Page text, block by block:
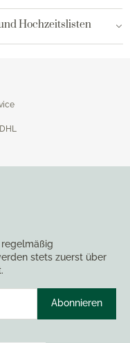
Hochzeitslisten
stets zuerst über
Abonnieren